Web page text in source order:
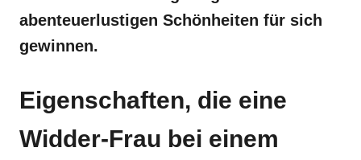
abenteuerlustigen Schönheiten für sich
gewinnen.
Eigenschaften, die eine
Widder-Frau bei einem